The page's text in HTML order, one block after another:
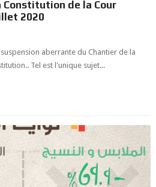
Constitution de la Cour
2020
aberrante du Chantier de la
Tel est l'unique sujet...